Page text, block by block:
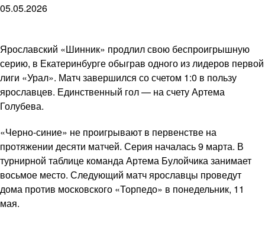
05.05.2026
Ярославский «Шинник» продлил свою беспроигрышную
серию, в Екатеринбурге обыграв одного из лидеров первой
лиги «Урал». Матч завершился со счетом 1:0 в пользу
ярославцев. Единственный гол — на счету Артема
Голубева.
«Черно-синие» не проигрывают в первенстве на
протяжении десяти матчей. Серия началась 9 марта. В
турнирной таблице команда Артема Булойчика занимает
восьмое место. Следующий матч ярославцы проведут
дома против московского «Торпедо» в понедельник, 11
мая.